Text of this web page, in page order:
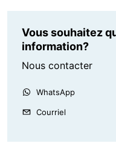
Vous souhaitez
information?
Nous contacter
WhatsApp
Courriel